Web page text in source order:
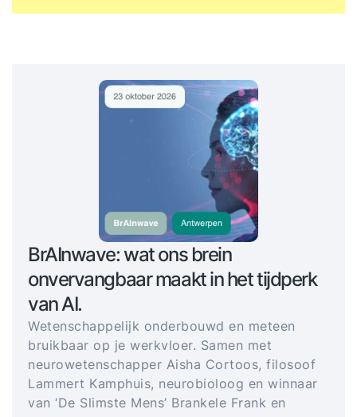
BrAInwave: wat ons brein
onvervangbaar maakt in het tijdperk
van AI.
Wetenschappelijk onderbouwd en meteen
bruikbaar op je werkvloer. Samen met
neurowetenschapper Aisha Cortoos, filosoof
Lammert Kamphuis, neurobioloog en winnaar
van ‘De Slimste Mens’ Brankele Frank en